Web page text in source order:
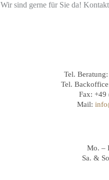
Wir sind gerne für Sie da!
Tel.
Tel.
Fax: +49
Mail:
Mo. –
Sa. &